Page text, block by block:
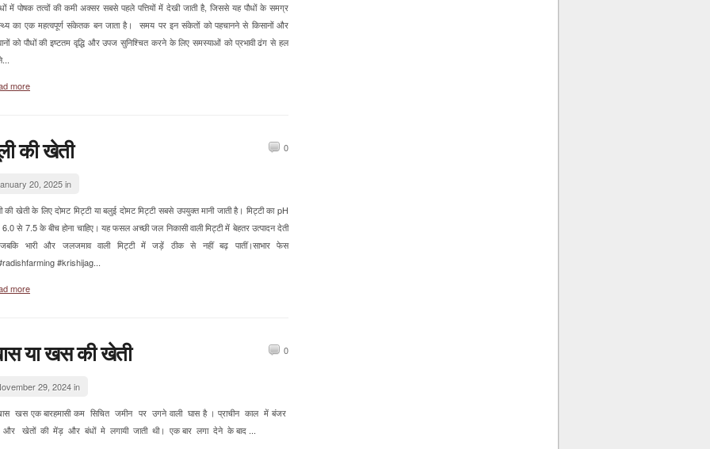
में पोषक तत्वों की कमी अक्सर सबसे पहले पत्तियों में देखी जाती है, जिससे यह पौधों के समग्र
का एक महत्वपूर्ण संकेतक बन जाता है। समय पर इन संकेतों को पहचानने से किसानों और
को पौधों की इष्टतम वृद्धि और उपज सुनिश्चित करने के लिए समस्याओं को प्रभावी ढंग से हल
more
की खेती 0
20, 2025 in
की खेती के लिए दोमट मिट्टी या बलुई दोमट मिट्टी सबसे उपयुक्त मानी जाती है। मिट्टी का pH
से 7.5 के बीच होना चाहिए। यह फसल अच्छी जल निकासी वाली मिट्टी में बेहतर उत्पादन देती
भारी और जलजमाव वाली मिट्टी में जड़ें ठीक से नहीं बढ़ पातीं।साभार फेस
#krishijag...
more
या खस की खेती 0
29, 2024 in
खस एक बारहमासी कम सिचित जमीन पर उगने वाली घास है । प्राचीन काल में बंजर
और खेतों की मेंड़ और बंधों मे लगायी जाती थी। एक बार लगा देने के बाद ...